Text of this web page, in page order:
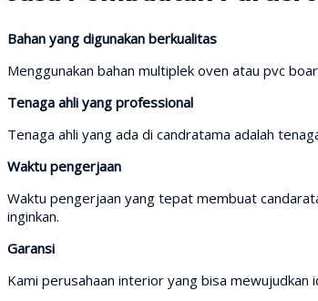
Bahan yang digunakan berkualitas
Menggunakan bahan multiplek oven atau pvc
Tenaga ahli yang professional
Tenaga ahli yang ada di candratama adalah
Waktu pengerjaan
Waktu pengerjaan yang tepat membuat
inginkan.
Garansi
Kami perusahaan interior yang bisa mewujudkan